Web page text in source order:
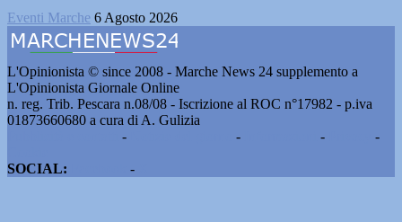
Eventi Marche 6 Agosto 2026
L'Opinionista © since 2008 - Marche News 24 supplemento a
L'Opinionista Giornale Online
n. reg. Trib. Pescara n.08/08 - Iscrizione al ROC n°17982 - p.iva
01873660680 a cura di A. Gulizia
- - -
-
SOCIAL:
-